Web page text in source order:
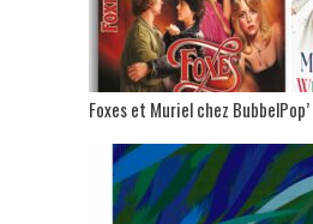
Foxes et Muriel chez BubbelPop’